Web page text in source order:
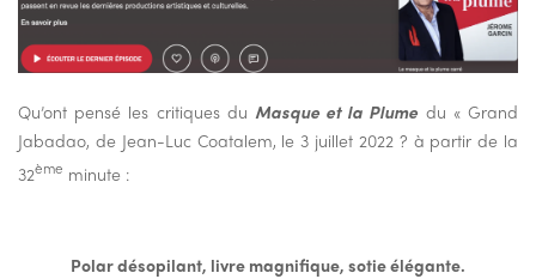
Qu’ont pensé les critiques du Masque et la Plume du « Grand
Jabadao, de Jean-Luc Coatalem, le 3 juillet 2022 ? à partir de la
32ème minute :
Polar désopilant, livre magnifique, sotie élégante.